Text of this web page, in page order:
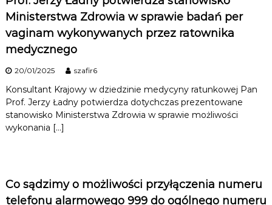
Ministerstwa Zdrowia w sprawie badań per
vaginam wykonywanych przez ratownika
medycznego
20/01/2025 szafir6
Konsultant Krajowy w dziedzinie medycyny ratunkowej Pan
Prof. Jerzy Ładny potwierdza dotychczas prezentowane
stanowisko Ministerstwa Zdrowia w sprawie możliwości
wykonania […]
Co sądzimy o możliwości przyłączenia numeru
telefonu alarmowego 999 do ogólnego numeru